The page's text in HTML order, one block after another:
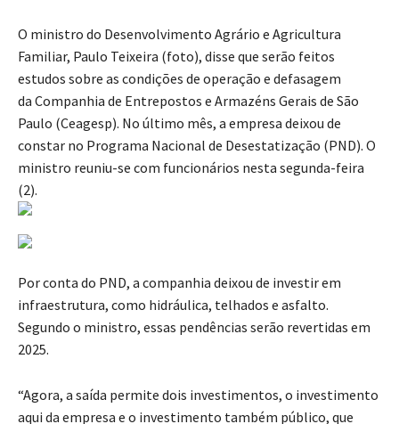
O ministro do Desenvolvimento Agrário e Agricultura
Familiar, Paulo Teixeira (foto), disse que serão feitos
estudos sobre as condições de operação e defasagem
da Companhia de Entrepostos e Armazéns Gerais de São
Paulo (Ceagesp). No último mês, a empresa deixou de
constar no Programa Nacional de Desestatização (PND). O
ministro reuniu-se com funcionários nesta segunda-feira
(2).
Por conta do PND, a companhia deixou de investir em
infraestrutura, como hidráulica, telhados e asfalto.
Segundo o ministro, essas pendências serão revertidas em
2025.
“Agora, a saída permite dois investimentos, o investimento
aqui da empresa e o investimento também público, que